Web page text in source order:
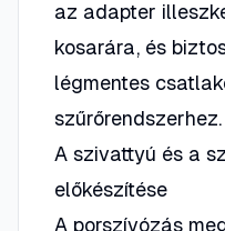
az adapter
kosarára, és
légmentes
szűrőrendszerhez.
A szivattyú és a
előkészítése
A porszívózás